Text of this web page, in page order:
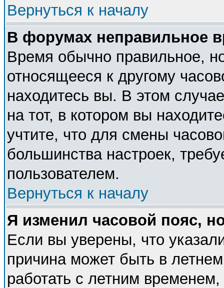
Вернуться к началу
В форумах неправильное
Время обычно правильное,
относящееся к другому
находитесь вы. В этом
на тот, в котором вы
учтите, что для смены
большинства настроек,
пользователем.
Вернуться к началу
Я изменил часовой пояс,
Если вы уверены, что
причина может быть в
работать с летним временем,